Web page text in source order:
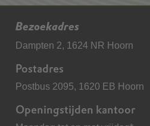
Bezoekadres
Dampten 2, 1624 NR Hoorn
Postadres
Postbus 2095, 1620 EB Hoorn
Openingstijden kantoor